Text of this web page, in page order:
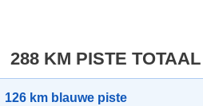
288 KM PISTE TOTAAL
126 km blauwe piste